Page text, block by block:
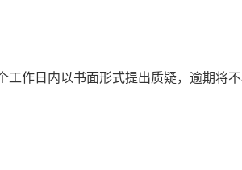
工作日内以书面形式提出质疑，逾期将